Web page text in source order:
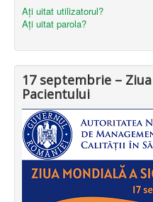
Aţi uitat utilizatorul?
Aţi uitat parola?
17 septembrie –
Pacientului